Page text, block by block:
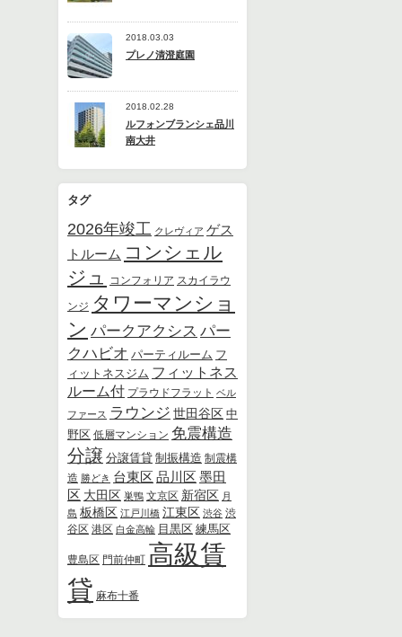
2018.03.03
プレノ清澄庭園
2018.02.28
ルフォンブランシェ品川
南大井
タグ
2026年竣工 クレヴィア ゲス
トルーム コンシェル
ジュ
コンフォリア スカイラウ
ンジ タワーマンショ
ン パークアクシス パー
クハビオ パーティルーム フ
ィットネスジム フィットネス
ルーム付 プラウドフラット ベル
ファース ラウンジ 世田谷区 中
野区 低層マンション 免震構造
分譲 分譲賃貸 制振構造 制震構
造 勝どき 台東区 品川区 墨田
区 大田区 巣鴨 文京区 新宿区 月
島 板橋区 江戸川橋 江東区 渋谷 渋
谷区 港区 白金高輪 目黒区 練馬区
豊島区 門前仲町 高級賃
貸 麻布十番